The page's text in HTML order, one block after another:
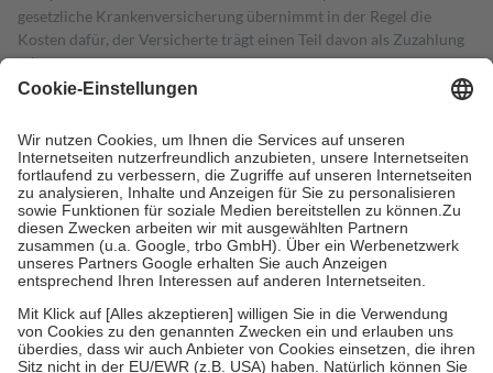
gesetzliche Krankenversicherung übernimmt in der Regel die
Kosten dafür, der Versicherte trägt einen Teil davon als Zuzahlung
mit.
Grundsätzlich leisten Mitglieder Zuzahlungen in Höhe von zehn
höchstens zehn Euro.
Es sind jedoch nie mehr als die tatsächlichen
Kosten der Leistung zu entrichten.
Diese Regeln gelten grundsätzlich auch für Online-Apotheken.
Bei Heilmitteln und häuslicher Krankenpflege beträgt die
Zuzahlung zehn Prozent der Kosten sowie zehn Euro je
Verordnung.
Um das Engagement der Versicherten für ihre eigene Gesundheit zu
stärken und die besondere Stellung der Familie zu unterstützen,
fallenkeine Zuzahlungenan bei:
• Kindern und Jugendlichen bis zum vollendeten 18. Lebensjahr
mit Ausnahme der Fahrkosten